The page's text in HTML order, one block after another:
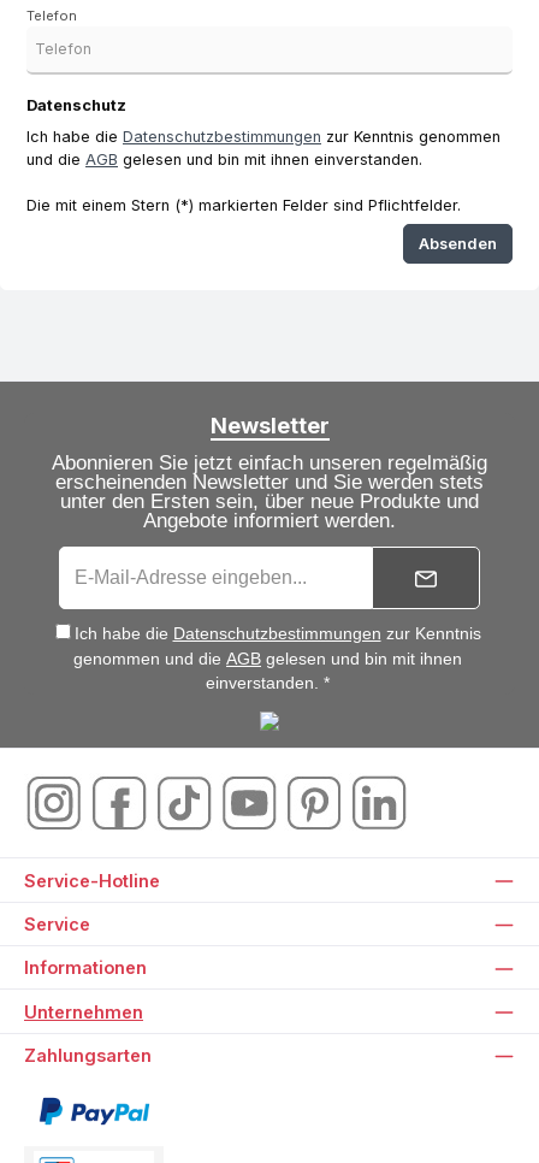
Telefon
Datenschutz
Ich habe die Datenschutzbestimmungen zur Kenntnis genommen
und die AGB gelesen und bin mit ihnen einverstanden.
Die mit einem Stern (*) markierten Felder sind Pflichtfelder.
Absenden
Newsletter
Abonnieren Sie jetzt einfach unseren regelmäßig
erscheinenden Newsletter und Sie werden stets
unter den Ersten sein, über neue Produkte und
Angebote informiert werden.
Ich habe die Datenschutzbestimmungen zur Kenntnis
genommen und die AGB gelesen und bin mit ihnen
einverstanden. *
Service-Hotline
Service
Informationen
Unternehmen
Zahlungsarten